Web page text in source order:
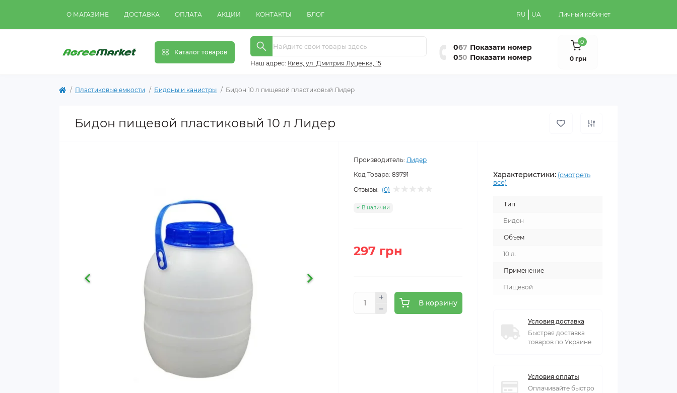
О МАГАЗИНЕ ДОСТАВКА ОПЛАТА АКЦИИ КОНТАКТЫ БЛОГ RU UA Личный кабинет
Каталог товаров
Наш адрес: Киeв, ул. Дмитрия Луценка, 15
067 Показати номер
050 Показати номер
0
0 грн
Пластиковые емкости Бидоны и канистры Бидон 10 л пищевой пластиковый Лидер
Бидон пищевой пластиковый 10 л Лидер
Производитель: Лидер
Код Товара: 89791
Отзывы: (0)
В наличии
297 грн
В корзину
Характеристики: (смотреть
все)
Тип
Бидон
Объем
10 л.
Применение
Пищевой
Условия доставка
Быстрая доставка
товаров по Украине
Условия оплаты
Оплачивайте быстро